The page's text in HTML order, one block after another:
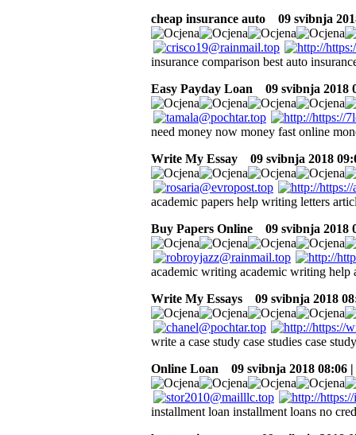
cheap insurance auto
09 svibnja
insurance comparison best auto
Easy Payday Loan
09 svibnja 2018
need money now money fast online
Write My Essay
09 svibnja 2018
academic papers help writing letters
Buy Papers Online
09 svibnja 2018
academic writing academic writing help
Write My Essays
09 svibnja 2018
write a case study case studies case
Online Loan
09 svibnja 2018 08:06
installment loan installment loans no